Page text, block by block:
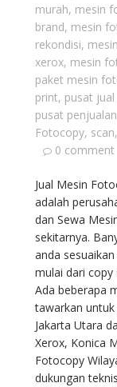
murah, mesin
brand, mesin
rekondisi,
xerox, mesin
paket mesin
print, pusat
pusat
Fotocopy, scan,
0 comment
Jual Mesin
adalah
dan Sewa
sekitarnya.
anda
mulai dari
Ada beberapa
tawarkan
Jakarta Utara
Xerox, Konica
Fotocopy
dukungan